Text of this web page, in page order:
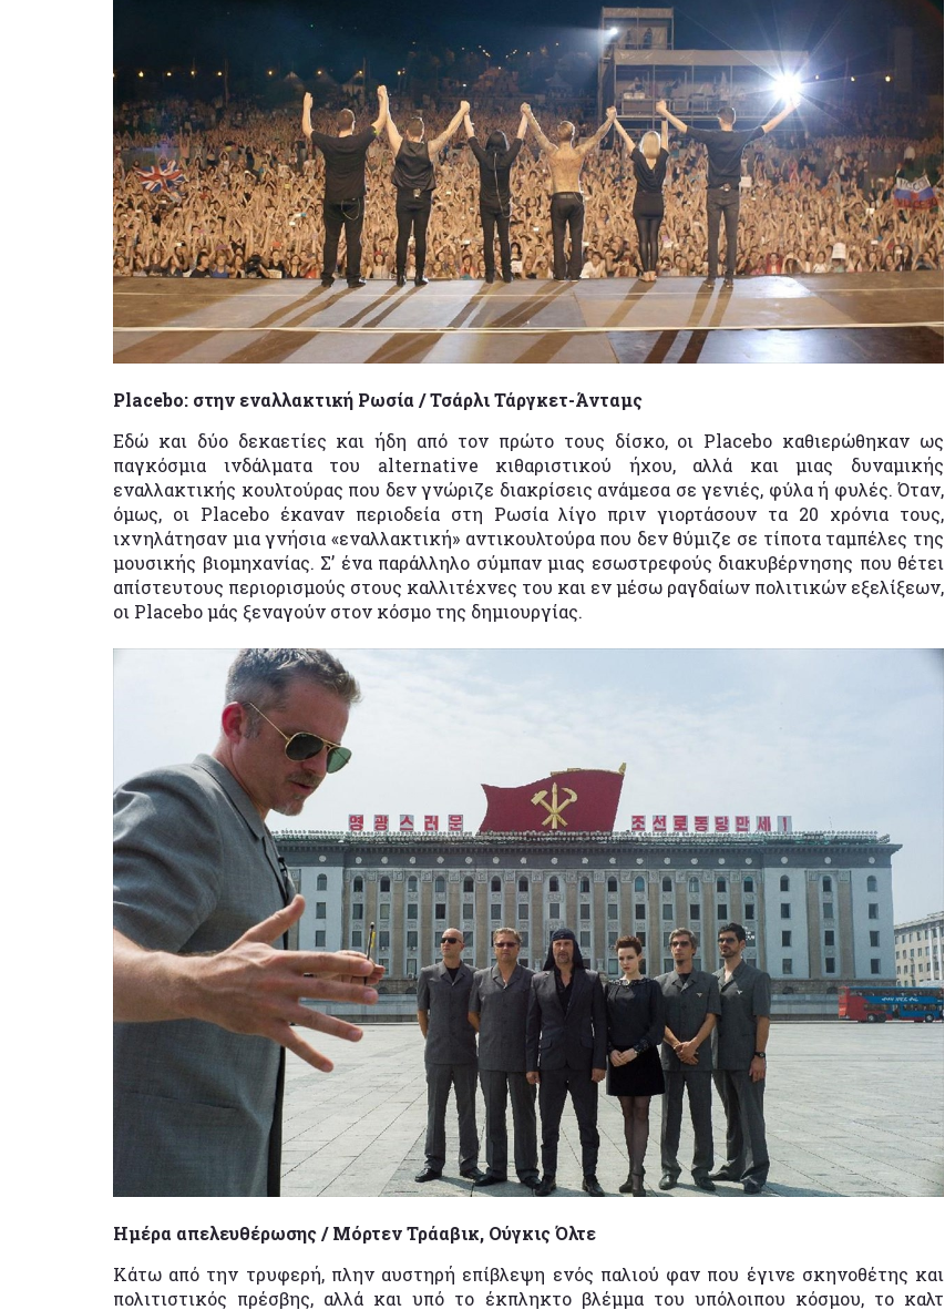
Placebo: στην εναλλακτική Ρωσία / Τσάρλι Τάργκετ-Άνταμς
Εδώ και δύο δεκαετίες και ήδη από τον πρώτο τους δίσκο, οι Placebo καθιερώθηκαν ως
παγκόσμια ινδάλματα του alternative κιθαριστικού ήχου, αλλά και μιας δυναμικής
εναλλακτικής κουλτούρας που δεν γνώριζε διακρίσεις ανάμεσα σε γενιές, φύλα ή φυλές. Όταν,
όμως, οι Placebo έκαναν περιοδεία στη Ρωσία λίγο πριν γιορτάσουν τα 20 χρόνια τους,
ιχνηλάτησαν μια γνήσια «εναλλακτική» αντικουλτούρα που δεν θύμιζε σε τίποτα ταμπέλες της
μουσικής βιομηχανίας. Σ’ ένα παράλληλο σύμπαν μιας εσωστρεφούς διακυβέρνησης που θέτει
απίστευτους περιορισμούς στους καλλιτέχνες του και εν μέσω ραγδαίων πολιτικών εξελίξεων,
οι Placebo μάς ξεναγούν στον κόσμο της δημιουργίας.
Ημέρα απελευθέρωσης / Μόρτεν Τράαβικ, Ούγκις Όλτε
Κάτω από την τρυφερή, πλην αυστηρή επίβλεψη ενός παλιού φαν που έγινε σκηνοθέτης και
πολιτιστικός πρέσβης, αλλά και υπό το έκπληκτο βλέμμα του υπόλοιπου κόσμου, το καλτ